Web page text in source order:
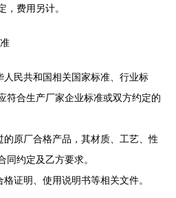
，费用另计。
人民共和国相关国家标准、行业标
符合生产厂家企业标准或双方约定的
原厂合格产品，其材质、工艺、性
同约定及乙方要求。
证明、使用说明书等相关文件。